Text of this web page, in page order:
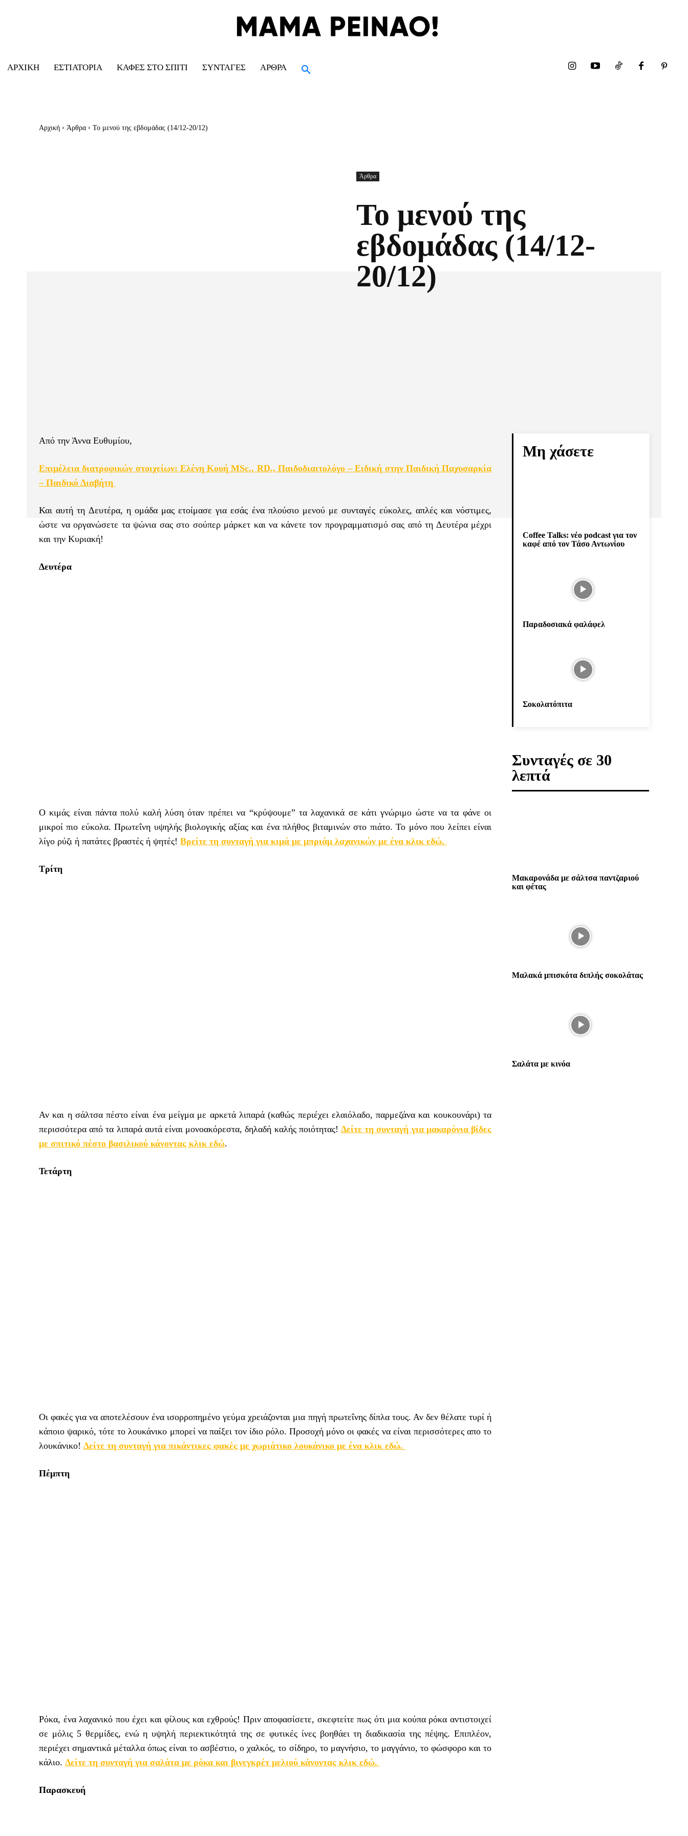
ΑΡΧΙΚΉ ΕΣΤΙΑΤΌΡΙΑ ΚΑΦΈΣ ΣΤΟ ΣΠΊΤΙ ΣΥΝΤΑΓΈΣ ΆΡΘΡΑ
Αρχική Άρθρα Το μενού της εβδομάδας (14/12-20/12)
Άρθρα
Το μενού της
εβδομάδας (14/12-
20/12)
Από την Άννα Ευθυμίου,
Επιμέλεια διατροφικών στοιχείων: Ελένη Κουή MSc., RD., Παιδοδιαιτολόγο – Ειδική στην Παιδική Παχυσαρκία
– Παιδικό Διαβήτη
Και αυτή τη Δευτέρα, η ομάδα μας ετοίμασε για εσάς ένα πλούσιο μενού με συνταγές εύκολες, απλές και νόστιμες,
ώστε να οργανώσετε τα ψώνια σας στο σούπερ μάρκετ και να κάνετε τον προγραμματισμό σας από τη Δευτέρα μέχρι
και την Κυριακή!
Δευτέρα
Ο κιμάς είναι πάντα πολύ καλή λύση όταν πρέπει να “κρύψουμε” τα λαχανικά σε κάτι γνώριμο ώστε να τα φάνε οι
μικροί πιο εύκολα. Πρωτεΐνη υψηλής βιολογικής αξίας και ένα πλήθος βιταμινών στο πιάτο. Το μόνο που λείπει είναι
λίγο ρύζι ή πατάτες βραστές ή ψητές! Βρείτε τη συνταγή για κιμά με μπριάμ λαχανικών με ένα κλικ εδώ.
Τρίτη
Αν και η σάλτσα πέστο είναι ένα μείγμα με αρκετά λιπαρά (καθώς περιέχει ελαιόλαδο, παρμεζάνα και κουκουνάρι) τα
περισσότερα από τα λιπαρά αυτά είναι μονοακόρεστα, δηλαδή καλής ποιότητας! Δείτε τη συνταγή για μακαρόνια βίδες
με σπιτικό πέστο βασιλικού κάνοντας κλικ εδώ.
Τετάρτη
Οι φακές για να αποτελέσουν ένα ισορροπημένο γεύμα χρειάζονται μια πηγή πρωτεΐνης δίπλα τους. Αν δεν θέλατε τυρί ή
κάποιο ψαρικό, τότε το λουκάνικο μπορεί να παίξει τον ίδιο ρόλο. Προσοχή μόνο οι φακές να είναι περισσότερες απο το
λουκάνικο! Δείτε τη συνταγή για πικάντικες φακές με χωριάτικο λουκάνικο με ένα κλικ εδώ.
Πέμπτη
Ρόκα, ένα λαχανικό που έχει και φίλους και εχθρούς! Πριν αποφασίσετε, σκεφτείτε πως ότι μια κούπα ρόκα αντιστοιχεί
σε μόλις 5 θερμίδες, ενώ η υψηλή περιεκτικότητά της σε φυτικές ίνες βοηθάει τη διαδικασία της πέψης. Επιπλέον,
περιέχει σημαντικά μέταλλα όπως είναι το ασβέστιο, ο χαλκός, το σίδηρο, το μαγνήσιο, το μαγγάνιο, το φώσφορο και το
κάλιο. Δείτε τη συνταγή για σαλάτα με ρόκα και βινεγκρέτ μελιού κάνοντας κλικ εδώ.
Παρασκευή
Μη χάσετε
Coffee Talks: νέο podcast για τον
καφέ από τον Τάσο Αντωνίου
Παραδοσιακά φαλάφελ
Σοκολατόπιτα
Συνταγές σε 30
λεπτά
Μακαρονάδα με σάλτσα παντζαριού
και φέτας
Μαλακά μπισκότα διπλής σοκολάτας
Σαλάτα με κινόα